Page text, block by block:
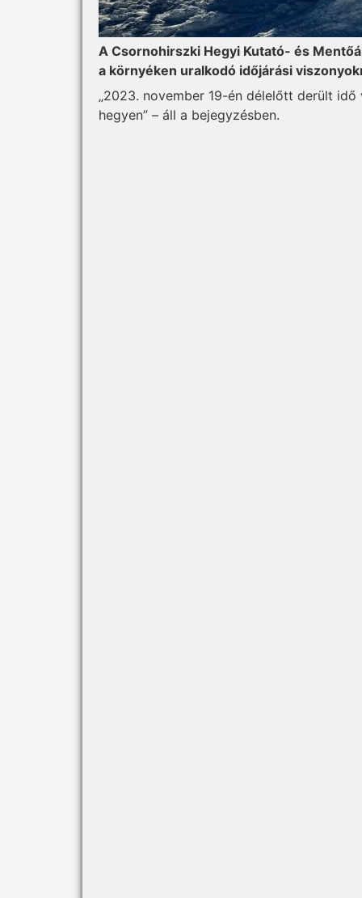
A Csornohirszki Hegyi Kutató- és
a környéken uralkodó időjárási
„2023. november 19-én délelőtt derült
hegyen” – áll a bejegyzésben.